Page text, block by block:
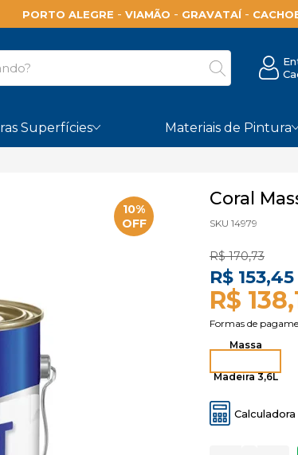
PORTO ALEGRE -VIAMÃO - GRAVATAÍ-
Superfícies Materiais de Pintura
10%
OFF
Coral
SKU 14979
R$ 170,73
R$ 153,45
R$
Massa
Madeira 3,6L